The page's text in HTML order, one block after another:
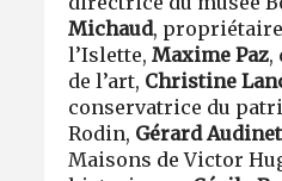
Michaud, propriétaire
l’Islette,Maxime Paz,
de l’art, Christine
conservatrice du
Rodin, Gérard Audinet
Maisons de Victor